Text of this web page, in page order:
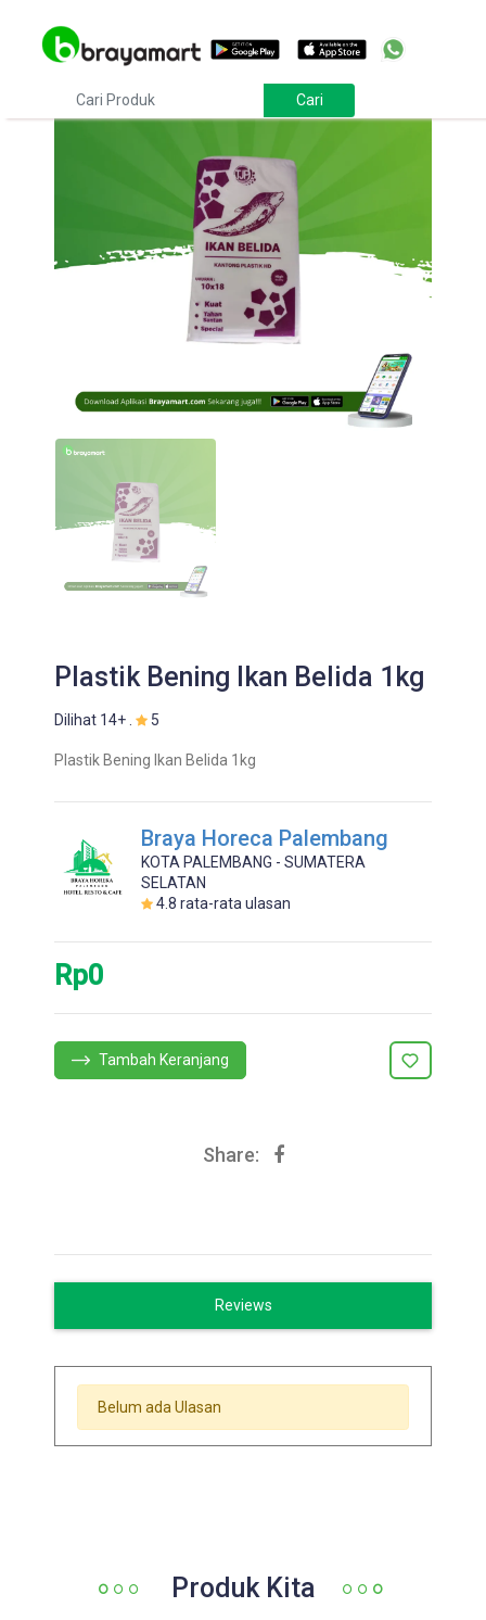
Plastik Bening Ikan Belida 1kg
Dilihat 14+ . 5
Plastik Bening Ikan Belida 1kg
Braya Horeca Palembang
KOTA PALEMBANG - SUMATERA
SELATAN
4.8 rata-rata ulasan
Rp0
Tambah Keranjang
Share:
Reviews
Belum ada Ulasan
Produk Kita